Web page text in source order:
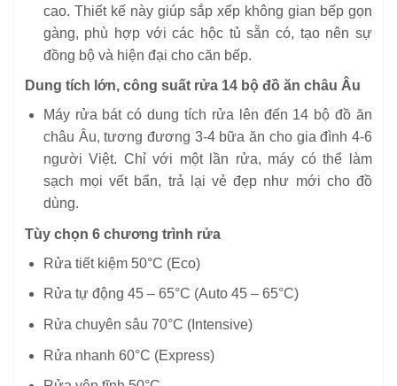
cao. Thiết kế này giúp sắp xếp không gian bếp gọn
gàng, phù hợp với các hộc tủ sẵn có, tạo nên sự
đồng bộ và hiện đại cho căn bếp.
Dung tích lớn, công suất rửa 14 bộ đồ ăn châu Âu
Máy rửa bát có dung tích rửa lên đến 14 bộ đồ ăn
châu Âu, tương đương 3-4 bữa ăn cho gia đình 4-6
người Việt. Chỉ với một lần rửa, máy có thể làm
sạch mọi vết bẩn, trả lại vẻ đẹp như mới cho đồ
dùng.
Tùy chọn 6 chương trình rửa
Rửa tiết kiệm 50°C (Eco)
Rửa tự động 45 – 65°C (Auto 45 – 65°C)
Rửa chuyên sâu 70°C (Intensive)
Rửa nhanh 60°C (Express)